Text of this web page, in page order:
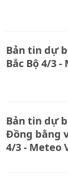
Bản tin dự
Bắc Bộ 4/3
Bản tin dự
Đồng bằng
4/3 - Meteo